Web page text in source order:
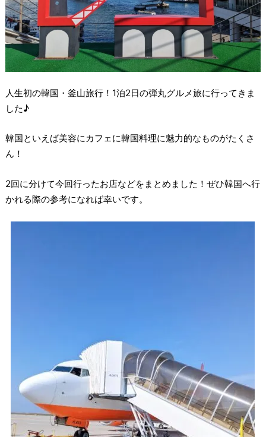
人生初の韓国・釜山旅行！1泊2日の弾丸グルメ旅に行ってきま
した♪
韓国といえば美容にカフェに韓国料理に魅力的なものがたくさ
ん！
2回に分けて今回行ったお店などをまとめました！ぜひ韓国へ行
かれる際の参考になれば幸いです。